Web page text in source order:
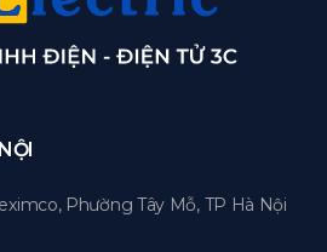
Phường Tây Mỗ, TP Hà Nội